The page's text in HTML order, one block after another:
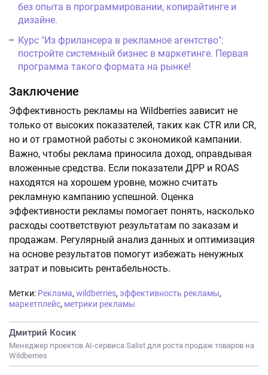
без опыта в программировании, копирайтинге и
дизайне.
Курс "Из фрилансера в рекламное агентство":
постройте системный бизнес в маркетинге. Первая
программа такого формата на рынке!
Заключение
Эффективность рекламы на Wildberries зависит не
только от высоких показателей, таких как CTR или CR,
но и от грамотной работы с экономикой кампании.
Важно, чтобы реклама приносила доход, оправдывая
вложенные средства. Если показатели ДРР и ROAS
находятся на хорошем уровне, можно считать
рекламную кампанию успешной. Оценка
эффективности рекламы помогает понять, насколько
расходы соответствуют результатам по заказам и
продажам. Регулярный анализ данных и оптимизация
на основе результатов помогут избежать ненужных
затрат и повысить рентабельность.
Метки: Реклама, wildberries, эффективность рекламы,
маркетплейс, метрики рекламы
Дмитрий Косик
Менеджер проектов AI-сервиса Salist для роста продаж товаров на
Wildberries